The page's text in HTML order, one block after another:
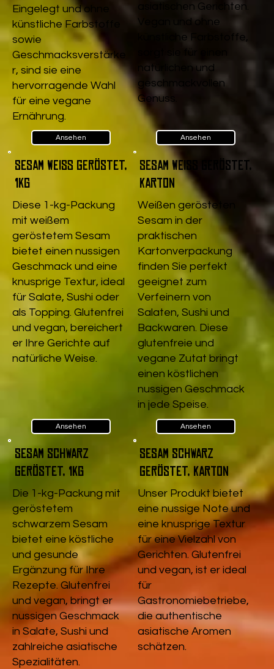
Eingelegt und ohne
künstliche Farbstoffe
sowie
Geschmacksverstärke
r, sind sie eine
hervorragende Wahl
für eine vegane
Ernährung.
Ansehen
asiatischen Gerichten.
Vegan und ohne
künstliche Farbstoffe,
sorgt sie für einen
natürlichen und
geschmackvollen
Genuss.
Ansehen
Sesam weiß geröstet,
1kg
Diese 1-kg-Packung
mit weißem
geröstetem Sesam
bietet einen nussigen
Geschmack und eine
knusprige Textur, ideal
für Salate, Sushi oder
als Topping. Glutenfrei
und vegan, bereichert
er Ihre Gerichte auf
natürliche Weise.
Ansehen
Sesam weiß geröstet,
Karton
Weißen gerösteten
Sesam in der
praktischen
Kartonverpackung
finden Sie perfekt
geeignet zum
Verfeinern von
Salaten, Sushi und
Backwaren. Diese
glutenfreie und
vegane Zutat bringt
einen köstlichen
nussigen Geschmack
in jede Speise.
Ansehen
Sesam schwarz
geröstet, 1kg
Die 1-kg-Packung mit
geröstetem
schwarzem Sesam
bietet eine köstliche
und gesunde
Ergänzung für Ihre
Rezepte. Glutenfrei
und vegan, bringt er
nussigen Geschmack
in Salate, Sushi und
zahlreiche asiatische
Spezialitäten.
Sesam schwarz
geröstet, Karton
Unser Produkt bietet
eine nussige Note und
eine knusprige Textur
für eine Vielzahl von
Gerichten. Glutenfrei
und vegan, ist er ideal
für
Gastronomiebetriebe,
die authentische
asiatische Aromen
schätzen.